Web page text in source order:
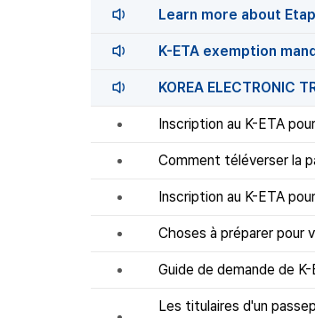
Learn more about
K-ETA exemption
KOREA ELECTRONIC
Inscription au K-ETA
Comment téléverser la
Inscription au K-ETA
Choses à préparer pour
Guide de demande de
Les titulaires d'un